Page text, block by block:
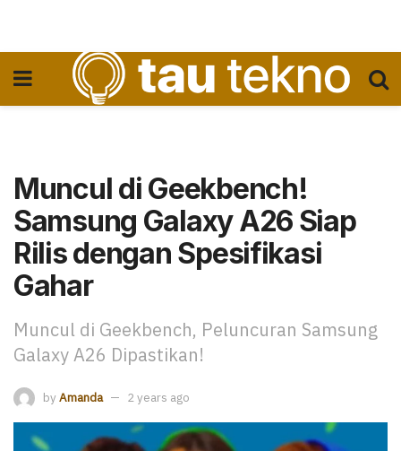
Muncul di Geekbench!
Samsung Galaxy A26 Siap
Rilis dengan Spesifikasi
Gahar
Muncul di Geekbench, Peluncuran Samsung
Galaxy A26 Dipastikan!
by Amanda 2 years ago